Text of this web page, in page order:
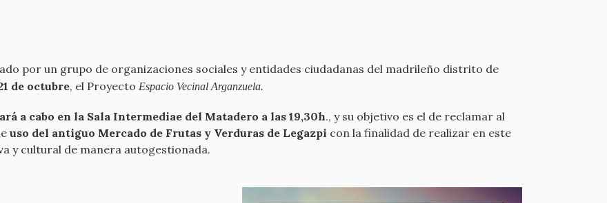
por un grupo de organizaciones sociales y entidades ciudadanas del madrileño distrito de
de octubre, el Proyecto Espacio Vecinal Arganzuela.
a cabo en la Sala Intermediae del Matadero a las 19,30h., y su objetivo es el de reclamar al
uso del antiguo Mercado de Frutas y Verduras de Legazpi con la finalidad de realizar en este
y cultural de manera autogestionada.